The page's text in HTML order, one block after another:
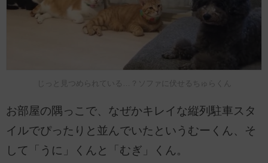
じっと見つめられている…？ソファに伏せるちゅらくん
お部屋の隅っこで、なぜかキレイな縦列駐車スタ
イルでぴったりと並んでいたというむーくん、そ
して「うに」くんと「むぎ」くん。